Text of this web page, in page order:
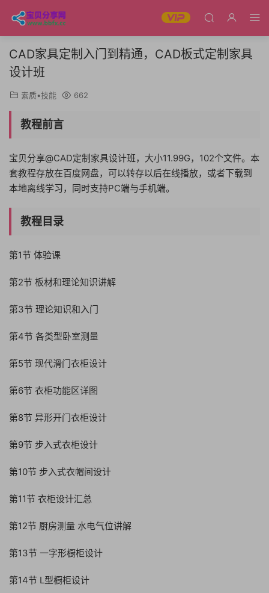
CAD家具定制入门到精通，CAD板式定制家具
设计班
素质•技能 662
教程前言
宝贝分享@CAD定制家具设计班，大小11.99G，102个文件。本
套教程存放在百度网盘，可以转存以后在线播放，或者下载到
本地离线学习，同时支持PC端与手机端。
教程目录
第1节 体验课
第2节 板材和理论知识讲解
第3节 理论知识和入门
第4节 各类型卧室测量
第5节 现代滑门衣柜设计
第6节 衣柜功能区详图
第8节 异形开门衣柜设计
第9节 步入式衣柜设计
第10节 步入式衣帽间设计
第11节 衣柜设计汇总
第12节 厨房测量 水电气位讲解
第13节 一字形橱柜设计
第14节 L型橱柜设计